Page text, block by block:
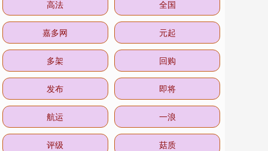
高法 全国
嘉多网 元起
多架 回购
发布 即将
航运 一浪
评级 菇质